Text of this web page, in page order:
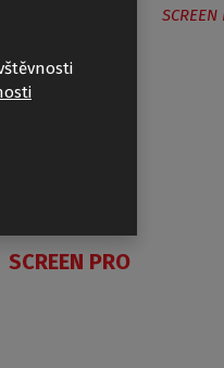
SCREEN PRO